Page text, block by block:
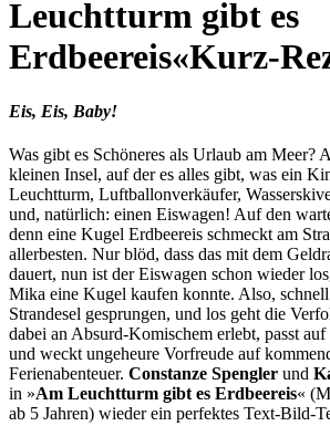
Leuchtturm gibt es
Erdbeereis«Kurz-
Eis, Eis, Baby!
Was gibt es Schöneres als Urlaub am Meer?
kleinen Insel, auf der es alles gibt, was ein
Leuchtturm, Luftballonverkäufer,
und, natürlich: einen Eiswagen! Auf den
denn eine Kugel Erdbeereis schmeckt am
allerbesten. Nur blöd, dass das mit dem
dauert, nun ist der Eiswagen schon wieder
Mika eine Kugel kaufen konnte. Also,
Strandesel gesprungen, und los geht die
dabei an Absurd-Komischem erlebt, passt auf
und weckt ungeheure Vorfreude auf
Ferienabenteuer. Constanze Spengler und
in »Am Leuchtturm gibt es Erdbeereis«
ab 5 Jahren) wieder ein perfektes Text-Bild-